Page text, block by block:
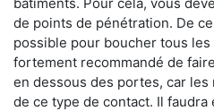
de points de pénétration. De
possible pour boucher tous
fortement recommandé de
en dessous des portes, car
de ce type de contact. Il